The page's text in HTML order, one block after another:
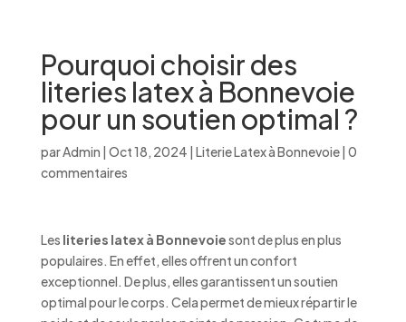
Pourquoi choisir des
literies latex à Bonnevoie
pour un soutien optimal ?
parAdmin | Oct 18, 2024 | Literie Latex à Bonnevoie| 0
commentaires
Les literies latex à Bonnevoiesont de plus en plus
populaires. En effet, elles offrent un confort
exceptionnel. De plus, elles garantissent un soutien
optimal pour le corps. Cela permet de mieux répartir le